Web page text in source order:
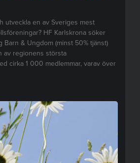
utveckla en av Sveriges mest
HF Karlskrona söker
Barn & Ungdom (minst 50% tjänst)
av regionens största
cirka 1 000 medlemmar, varav över